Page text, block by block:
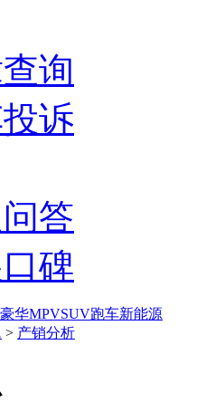
询
诉
问答
口碑
豪华MPVSUV跑车新能源
> 产销分析